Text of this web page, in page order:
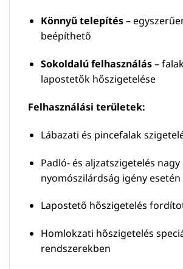
Könnyű telepítés–
beépíthető
Sokoldalú felhasználás–
lapostetők hőszigetelése
Felhasználási területek:
Lábazati és pincefalak
Padló- és aljzatszigetelés nagy
nyomószilárdság igény esetén
Lapostető hőszigetelés
Homlokzati hőszigetelés
rendszerekben